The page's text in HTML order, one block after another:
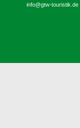
info@gtw-touristik.de